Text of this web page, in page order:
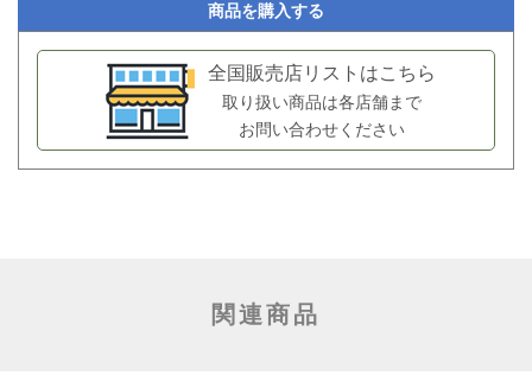
商品を購入する
全国販売店リストはこちら
取り扱い商品は各店舗まで
お問い合わせください
関連商品